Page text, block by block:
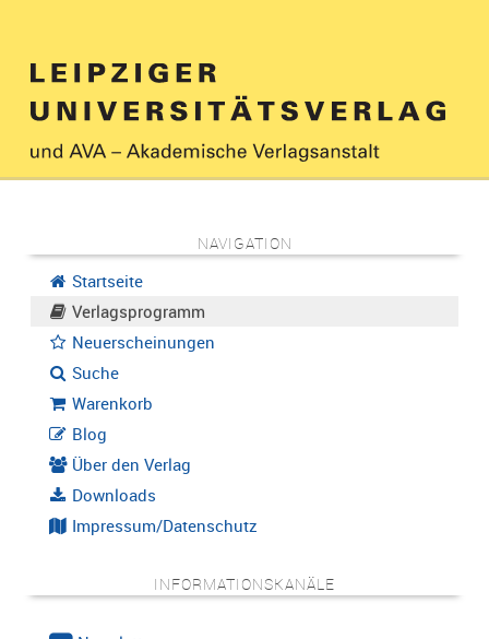
NAVIGATION
Startseite
Verlagsprogramm
Neuerscheinungen
Suche
Warenkorb
Blog
Über den Verlag
Downloads
Impressum/Datenschutz
INFORMATIONSKANÄLE